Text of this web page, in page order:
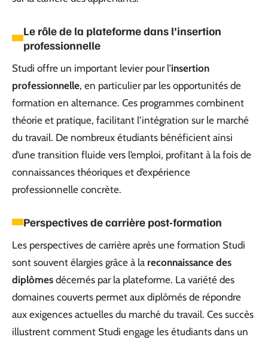
Le rôle de la plateforme dans l’insertion
professionnelle
Studi offre un important levier pour l’insertion
professionnelle, en particulier par les opportunités de
formation en alternance. Ces programmes combinent
théorie et pratique, facilitant l’intégration sur le marché
du travail. De nombreux étudiants bénéficient ainsi
d’une transition fluide vers l’emploi, profitant à la fois de
connaissances théoriques et d’expérience
professionnelle concrète.
Perspectives de carrière post-formation
Les perspectives de carrière après une formation Studi
sont souvent élargies grâce à la reconnaissance des
diplômes décernés par la plateforme. La variété des
domaines couverts permet aux diplômés de répondre
aux exigences actuelles du marché du travail. Ces succès
illustrent comment Studi engage les étudiants dans un